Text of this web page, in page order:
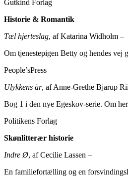
Gutkind Forlag
Historie & Romantik
Tæl hjerteslag, af Katarina Widholm –
Om tjenestepigen Betty og hendes vej
People’sPress
Ulykkens år, af Anne-Grethe Bjarup
Bog 1 i den nye Egeskov-serie. Om
Politikens Forlag
Skønlitterær historie
Indre Ø, af Cecilie Lassen –
En familiefortælling og en